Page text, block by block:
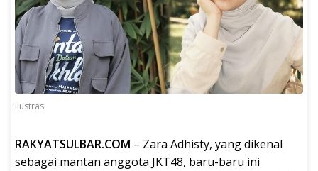
ilustrasi
RAKYATSULBAR.COM – Zara Adhisty, yang dikenal
sebagai mantan anggota JKT48, baru-baru ini